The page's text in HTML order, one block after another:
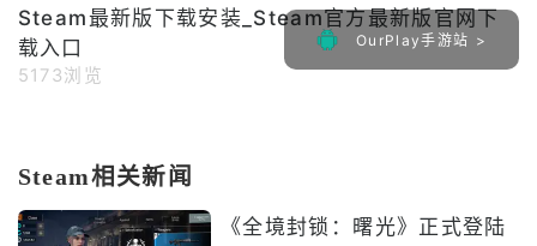
OurPlay手游站 >
限管理较严格，手动安装时可能被
系统拦截。如果后续登录Steam账
号，还可能因为网络
息），作为全年四大季节性大促的
开篇福利，这场盛会堪称玩家清空
愿望单的最佳时机。此次特卖延续
价，参考往年趋势，《星
Steam最新版下载安装_Steam官方最新版官网下
载入口
5173浏览
Steam相关新闻
《全境封锁：曙光》正式登陆